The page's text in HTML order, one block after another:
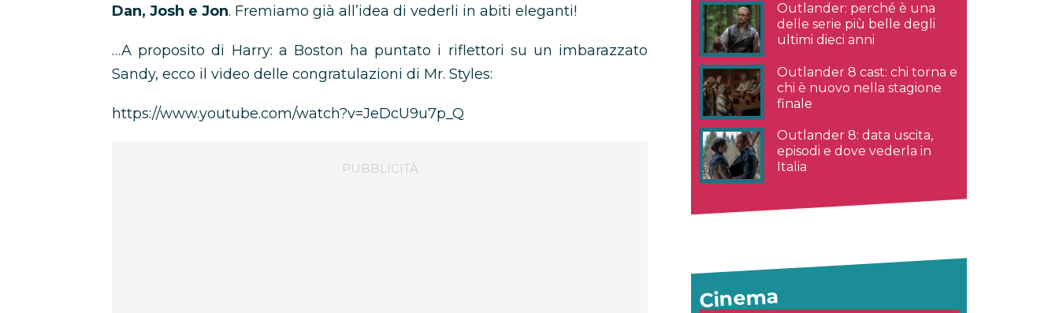
Dan, Josh e Jon. Fremiamo già all’idea di vederli in abiti eleganti!
…A proposito di Harry: a Boston ha puntato i riflettori su un imbarazzato
Sandy, ecco il video delle congratulazioni di Mr. Styles:
https://www.youtube.com/watch?v=JeDcU9u7p_Q
Outlander: perché è una
delle serie più belle degli
ultimi dieci anni
Outlander 8 cast: chi torna e
chi è nuovo nella stagione
finale
Outlander 8: data uscita,
episodi e dove vederla in
Italia
Cinema